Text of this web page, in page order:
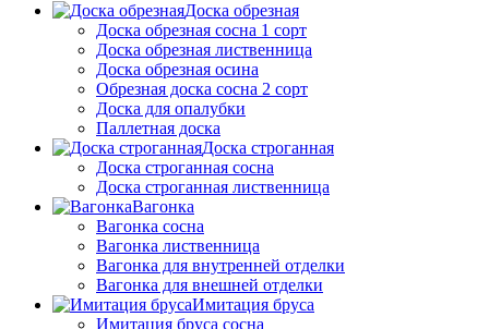
Доска обрезная
Доска обрезная сосна 1 сорт
Доска обрезная лиственница
Доска обрезная осина
Обрезная доска сосна 2 сорт
Доска для опалубки
Паллетная доска
Доска строганная
Доска строганная сосна
Доска строганная лиственница
Вагонка
Вагонка сосна
Вагонка лиственница
Вагонка для внутренней отделки
Вагонка для внешней отделки
Имитация бруса
Имитация бруса сосна